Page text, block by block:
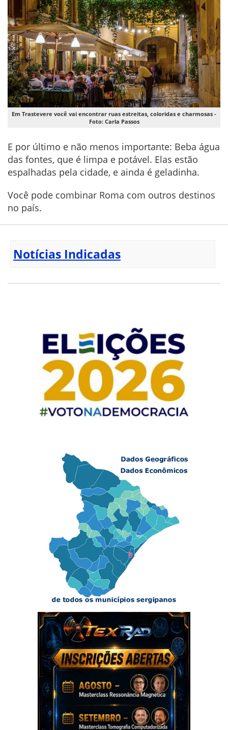
Em Trastevere você vai encontrar ruas estreitas, coloridas e charmosas -
Foto: Carla Passos
E por último e não menos importante: Beba água
das fontes, que é limpa e potável. Elas estão
espalhadas pela cidade, e ainda é geladinha.
Você pode combinar Roma com outros destinos
no país.
Notícias Indicadas